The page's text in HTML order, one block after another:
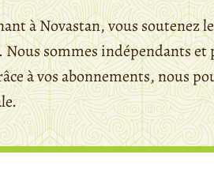
à Novastan, vous soutenez
Nous sommes indépendants
à vos abonnements, nous